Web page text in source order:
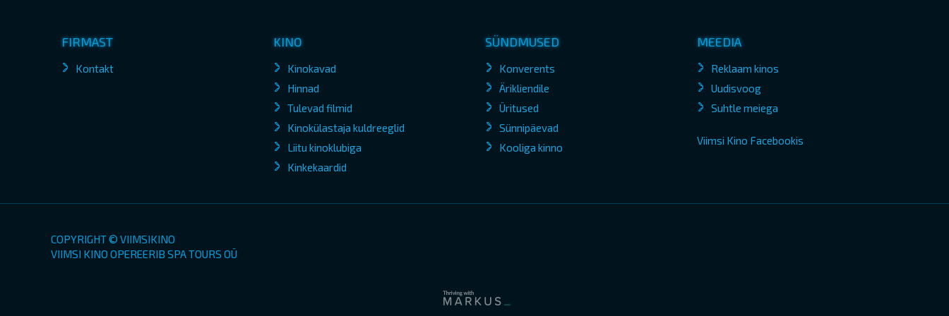
FIRMAST
Kontakt
KINO
Kinokavad
Hinnad
Tulevad filmid
Kinokülastaja kuldreeglid
Liitu kinoklubiga
Kinkekaardid
SÜNDMUSED
Konverents
Ärikliendile
Üritused
Sünnipäevad
Kooliga kinno
MEEDIA
Reklaam kinos
Uudisvoog
Suhtle meiega
Viimsi Kino Facebookis
COPYRIGHT © VIIMSIKINO
VIIMSI KINO OPEREERIB SPA TOURS OÜ